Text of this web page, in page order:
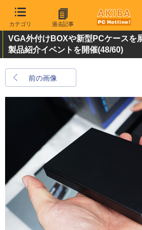
カテゴリ 過去記事
VGA外付けBOXや新型PCケースを
製品紹介イベントを開催(48/60)
前の画像